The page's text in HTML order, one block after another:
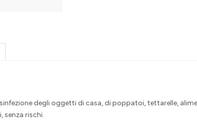
degli oggetti di casa, di poppatoi, tettarelle,
senza rischi.